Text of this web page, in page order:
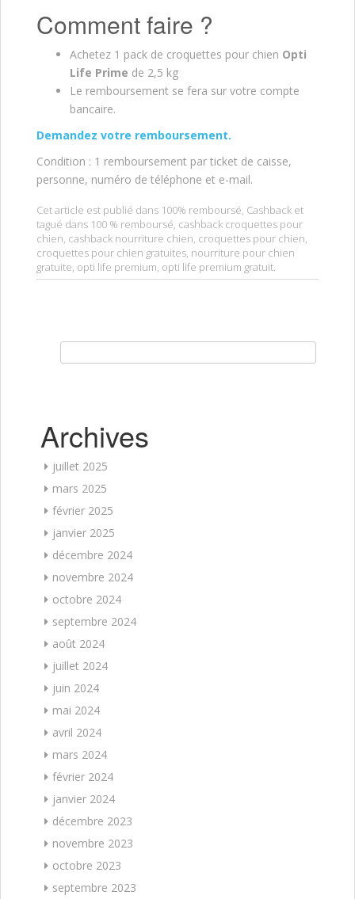
Comment faire ?
Achetez 1 pack de croquettes pour chien Opti
Life Prime de 2,5 kg
Le remboursement se fera sur votre compte
bancaire.
Demandez votre remboursement.
Condition : 1 remboursement par ticket de caisse,
personne, numéro de téléphone et e-mail.
Cet article est publié dans 100% remboursé, Cashback et
tagué dans 100 % remboursé, cashback croquettes pour
chien, cashback nourriture chien, croquettes pour chien,
croquettes pour chien gratuites, nourriture pour chien
gratuite, opti life premium, opti life premium gratuit.
Archives
juillet 2025
mars 2025
février 2025
janvier 2025
décembre 2024
novembre 2024
octobre 2024
septembre 2024
août 2024
juillet 2024
juin 2024
mai 2024
avril 2024
mars 2024
février 2024
janvier 2024
décembre 2023
novembre 2023
octobre 2023
septembre 2023